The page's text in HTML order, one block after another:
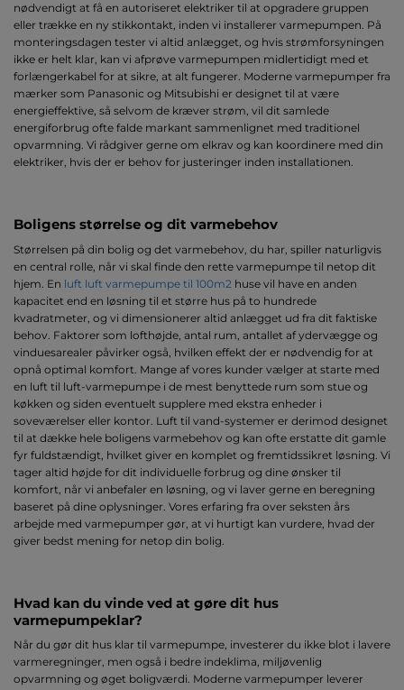
nødvendigt at få en autoriseret elektriker til at opgradere gruppen
eller trække en ny stikkontakt, inden vi installerer varmepumpen. På
monteringsdagen tester vi altid anlægget, og hvis strømforsyningen
ikke er helt klar, kan vi afprøve varmepumpen midlertidigt med et
forlængerkabel for at sikre, at alt fungerer. Moderne varmepumper fra
mærker som Panasonic og Mitsubishi er designet til at være
energieffektive, så selvom de kræver strøm, vil dit samlede
energiforbrug ofte falde markant sammenlignet med traditionel
opvarmning. Vi rådgiver gerne om elkrav og kan koordinere med din
elektriker, hvis der er behov for justeringer inden installationen.
Boligens størrelse og dit varmebehov
Størrelsen på din bolig og det varmebehov, du har, spiller naturligvis
en central rolle, når vi skal finde den rette varmepumpe til netop dit
hjem. En luft luft varmepumpe til 100m2 huse vil have en anden
kapacitet end en løsning til et større hus på to hundrede
kvadratmeter, og vi dimensionerer altid anlægget ud fra dit faktiske
behov. Faktorer som lofthøjde, antal rum, antallet af ydervægge og
vinduesarealer påvirker også, hvilken effekt der er nødvendig for at
opnå optimal komfort. Mange af vores kunder vælger at starte med
en luft til luft-varmepumpe i de mest benyttede rum som stue og
køkken og siden eventuelt supplere med ekstra enheder i
soveværelser eller kontor. Luft til vand-systemer er derimod designet
til at dække hele boligens varmebehov og kan ofte erstatte dit gamle
fyr fuldstændigt, hvilket giver en komplet og fremtidssikret løsning. Vi
tager altid højde for dit individuelle forbrug og dine ønsker til
komfort, når vi anbefaler en løsning, og vi laver gerne en beregning
baseret på dine oplysninger. Vores erfaring fra over seksten års
arbejde med varmepumper gør, at vi hurtigt kan vurdere, hvad der
giver bedst mening for netop din bolig.
Hvad kan du vinde ved at gøre dit hus
varmepumpeklar?
Når du gør dit hus klar til varmepumpe, investerer du ikke blot i lavere
varmeregninger, men også i bedre indeklima, miljøvenlig
opvarmning og øget boligværdi. Moderne varmepumper leverer